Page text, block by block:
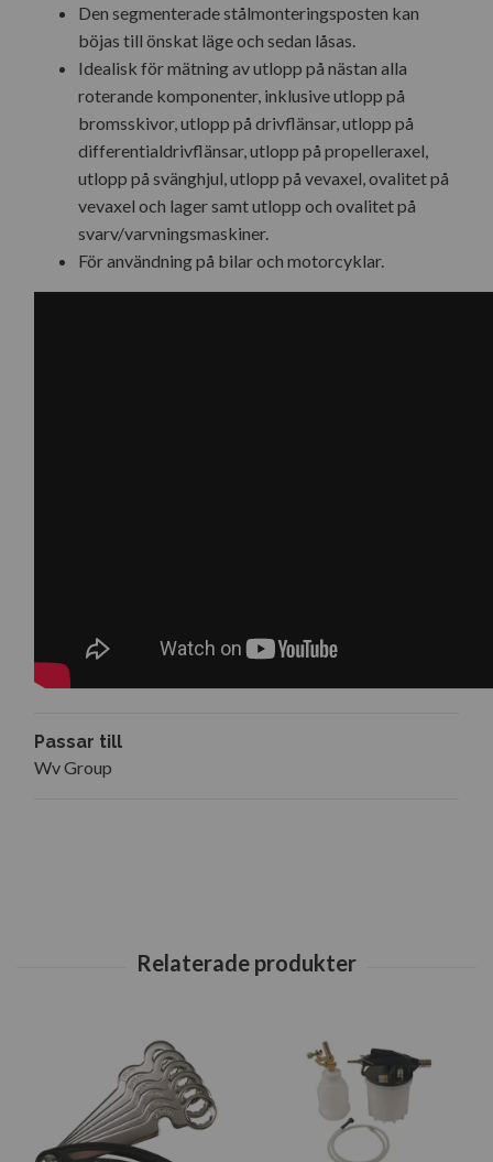
Den segmenterade stålmonteringsposten kan
böjas till önskat läge och sedan låsas.
Idealisk för mätning av utlopp på nästan alla
roterande komponenter, inklusive utlopp på
bromsskivor, utlopp på drivflänsar, utlopp på
differentialdrivflänsar, utlopp på propelleraxel,
utlopp på svänghjul, utlopp på vevaxel, ovalitet på
vevaxel och lager samt utlopp och ovalitet på
svarv/varvningsmaskiner.
För användning på bilar och motorcyklar.
Passar till
Wv Group